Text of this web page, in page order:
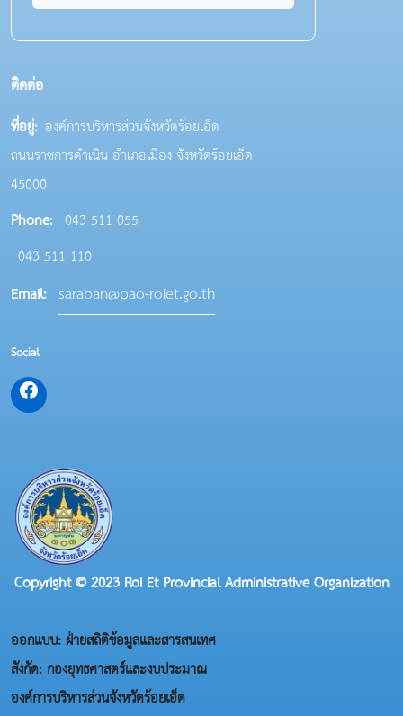
ติดต่อ
ที่อยู่: องค์การบริหารส่วนจังหวัดร้อยเอ็ด
ถนนราชการดำเนิน อำเภอเมือง จังหวัดร้อยเอ็ด
45000
Phone: 043 511 055
043 511 110
Email: saraban@pao-roiet.go.th
Social
Copyright © 2023 Roi Et Provincial Administrative Organization
ออกแบบ: ฝ่ายสถิติข้อมูลและสารสนเทศ
สังกัด: กองยุทธศาสตร์และงบประมาณ
องค์การบริหารส่วนจังหวัดร้อยเอ็ด